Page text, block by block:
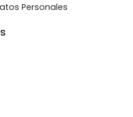
Personales